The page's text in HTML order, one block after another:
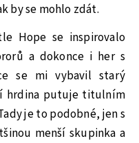
by se mohlo zdát.
Hope se inspirovalo
a dokonce i her s
se mi vybavil starý
hrdina putuje titulním
je to podobné, jen s
menší skupinka a